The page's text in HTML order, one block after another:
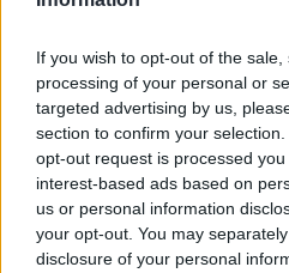
If you wish to opt-out of the
processing of your personal or
targeted advertising by us,
section to confirm your
opt-out request is processed
interest-based ads based on
us or personal information
your opt-out. You may
disclosure of your personal
ΟΙΚΟΝΟΜΙΑ
10/05/2026 - 19:41